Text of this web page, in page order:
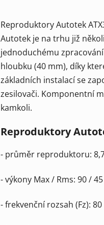
Reproduktory Autotek
Autotek je na trhu již
jednoduchému
hloubku (40 mm), díky
základních instalací se
zesilovači. Komponentní
kamkoli.
Reproduktory
- průměr reproduktoru:
- výkony Max / Rms: 90 /
- frekvenční rozsah (Fz): 80